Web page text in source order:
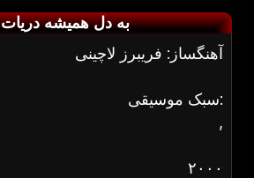
به دل همیشه دریات
آهنگساز: فریبرز لاچینی
سبک موسیقی:
,
۲۰۰۰